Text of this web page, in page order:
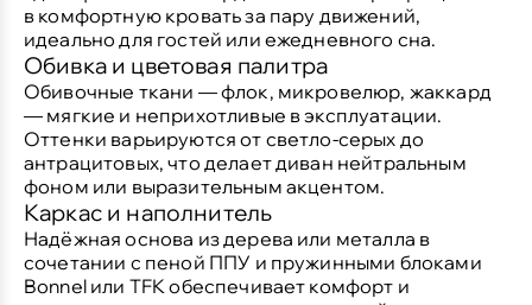
в комфортную кровать за пару движений,
идеально для гостей или ежедневного сна.
Обивка и цветовая палитра
Обивочные ткани — флок, микровелюр, жаккард
— мягкие и неприхотливые в эксплуатации.
Оттенки варьируются от светло‑серых до
антрацитовых, что делает диван нейтральным
фоном или выразительным акцентом.
Каркас и наполнитель
Надёжная основа из дерева или металла в
сочетании с пеной ППУ и пружинными блоками
Bonnel или TFK обеспечивает комфорт и